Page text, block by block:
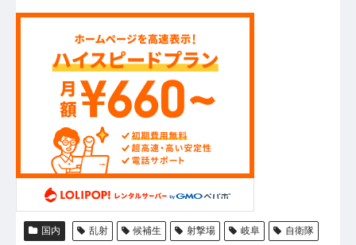
国内 乱射 候補生 射撃場 岐阜 自衛隊